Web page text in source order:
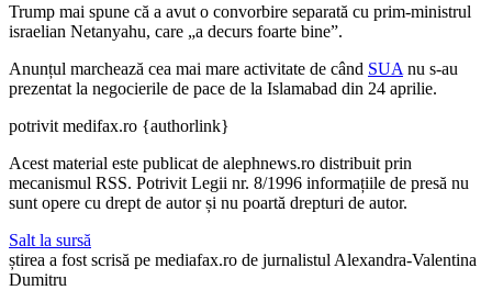
Trump mai spune că a avut o convorbire separată cu prim-ministrul
israelian Netanyahu, care „a decurs foarte bine”.
Anunțul marchează cea mai mare activitate de când SUA nu s-au
prezentat la negocierile de pace de la Islamabad din 24 aprilie.
potrivit medifax.ro {authorlink}
Acest material este publicat de alephnews.ro distribuit prin
mecanismul RSS. Potrivit Legii nr. 8/1996 informațiile de presă nu
sunt opere cu drept de autor și nu poartă drepturi de autor.
Salt la sursă
știrea a fost scrisă pe mediafax.ro de jurnalistul Alexandra-Valentina
Dumitru